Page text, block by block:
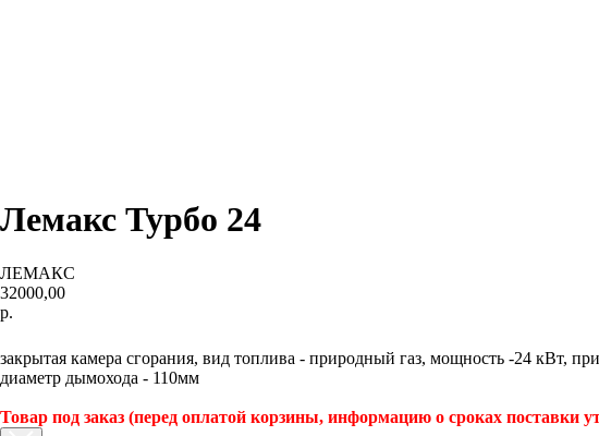
Лемакс Турбо 24
ЛЕМАКС
32000,00
р.
закрытая камера сгорания, вид топлива - природный газ, мощность -24 кВт,
диаметр дымохода - 110мм
Товар под заказ (перед оплатой корзины, информацию о сроках поставки